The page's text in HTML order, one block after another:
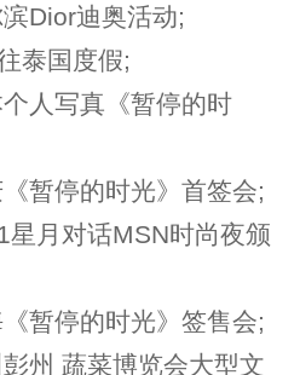
Dior迪奥活动;
国度假;
写真《暂停的时
停的时光》首签会;
月对话MSN时尚夜颁
停的时光》签售会;
蔬菜博览会大型文